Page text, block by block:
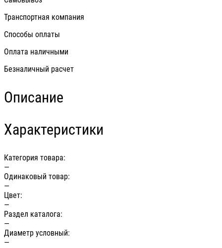
Транспортная компания
Способы оплаты
Оплата наличными
Безналичный расчет
Описание
Характеристики
Категория товара:
—
Одинаковый товар:
—
Цвет:
—
Раздел каталога:
—
Диаметр условный:
—